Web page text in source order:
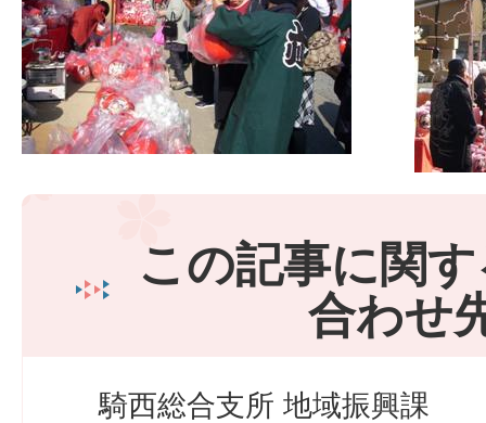
この記事に関
合わせ
騎西総合支所 地域振興課